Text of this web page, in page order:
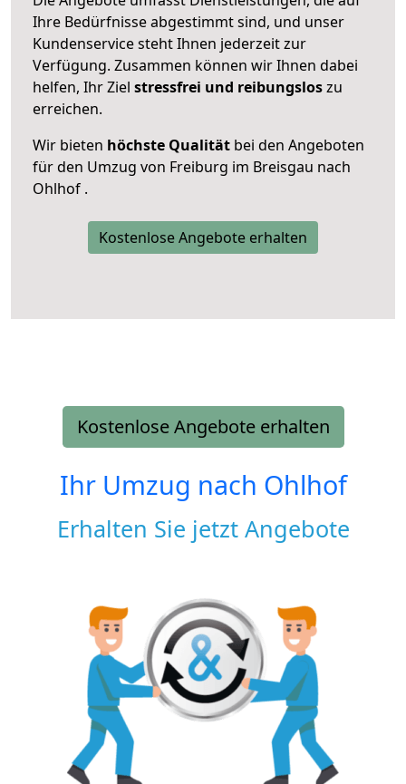
Ihre Bedürfnisse abgestimmt sind, und unser
Kundenservice steht Ihnen jederzeit zur
Verfügung. Zusammen können wir Ihnen dabei
helfen, Ihr Ziel stressfrei und reibungsloszu
erreichen.
Wir bieten höchste Qualität bei den Angeboten
für den Umzug von Freiburg im Breisgau nach
Ohlhof .
Kostenlose Angebote erhalten
Kostenlose Angebote erhalten
Ihr Umzug nach Ohlhof
Erhalten Sie jetzt Angebote